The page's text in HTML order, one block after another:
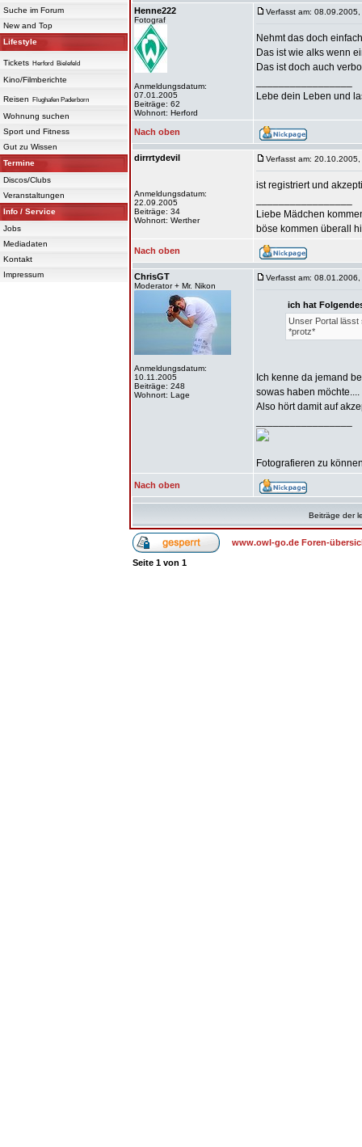
Suche im Forum
New and Top
Lifestyle
Tickets Herford Bielefeld
Kino/Filmberichte
Reisen Flughafen Paderborn
Wohnung suchen
Sport und Fitness
Gut zu Wissen
Termine
Discos/Clubs
Veranstaltungen
Info / Service
Jobs
Mediadaten
Kontakt
Impressum
Henne222
Fotograf
Anmeldungsdatum:
07.01.2005
Beiträge: 62
Wohnort: Herford
Verfasst am:
Nehmt das doch
Das ist wie alks wenn
Das ist doch auch
Lebe dein Leben und
Nach oben
dirrrtydevil
Anmeldungsdatum:
22.09.2005
Beiträge: 34
Wohnort: Werther
Verfasst am:
ist registriert und
Liebe Mädchen
böse kommen überall
Nach oben
ChrisGT
Moderator + Mr. Nikon
Anmeldungsdatum:
10.11.2005
Beiträge: 248
Wohnort: Lage
Verfasst am:
ich hat
Unser Portal lässt
*protz*
Ich kenne da jemand
sowas haben möchte....
Also hört damit auf
Fotografieren zu
Nach oben
Beiträge der
www.owl-go.de Foren-
Seite 1 von 1